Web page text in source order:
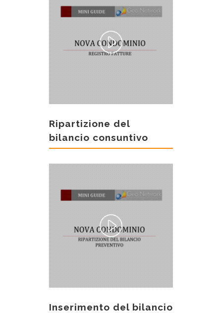
Ripartizione del
bilancio consuntivo
Inserimento del bilancio